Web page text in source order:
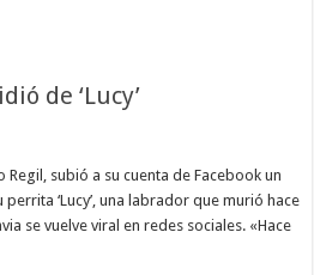
de ‘Lucy’
subió a su cuenta de Facebook un
‘Lucy’, una labrador que murió hace
se vuelve viral en redes sociales. «Hace